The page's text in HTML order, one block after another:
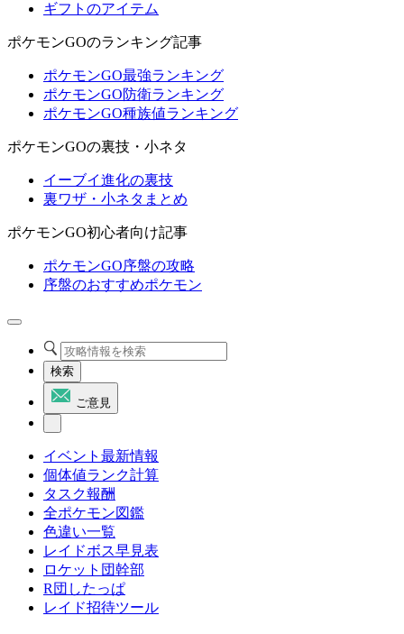
ギフトのアイテム
ポケモンGOのランキング記事
ポケモンGO最強ランキング
ポケモンGO防衛ランキング
ポケモンGO種族値ランキング
ポケモンGOの裏技・小ネタ
イーブイ進化の裏技
裏ワザ・小ネタまとめ
ポケモンGO初心者向け記事
ポケモンGO序盤の攻略
序盤のおすすめポケモン
検索
ご意見
イベント最新情報
個体値ランク計算
タスク報酬
全ポケモン図鑑
色違い一覧
レイドボス早見表
ロケット団幹部
R団したっぱ
レイド招待ツール